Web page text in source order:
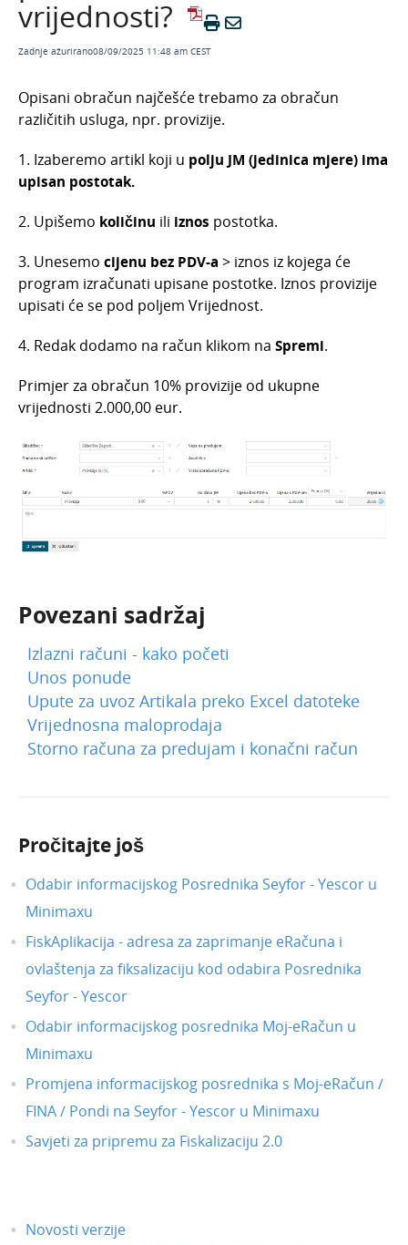
vrijednosti?
Masovno potvrđivanje predložaka računa
Paušalni obrtnici
Novi način izrade storno računa za predujam i
Knjižno odobrenje izlaznog računa
Storno izlaznog računa
Primjeri izlaznih računa
Gotovinski računi
Izlazni računi i zalihe
Načini plaćanja
Pregledi i zbrojevi
Masovne obrade
Ulazni računi
Ponude
Obračun kamata
Zalihe
Dnevni utržak
Blagajna
Maloprodaja
Pokazatelji
Izvještavanje o naplati
vrijednosti?
Zadnje ažurirano08/09/2025 11:48 am CEST
Opisani obračun najčešće trebamo za obračun
različitih usluga, npr. provizije.
1. Izaberemo artikl koji u polju JM (jedinica mjere) ima
upisan postotak.
2. Upišemo količinu ili iznos postotka.
3. Unesemo cijenu bez PDV-a > iznos iz kojega će
program izračunati upisane postotke. Iznos provizije
upisati će se pod poljem Vrijednost.
4. Redak dodamo na račun klikom na Spremi.
Primjer za obračun 10% provizije od ukupne
vrijednosti 2.000,00 eur.
Povezani sadržaj
Izlazni računi - kako početi
Unos ponude
Upute za uvoz Artikala preko Excel datoteke
Vrijednosna maloprodaja
Storno računa za predujam i konačni račun
Pročitajte još
Odabir informacijskog Posrednika Seyfor - Yescor u
Minimaxu
FiskAplikacija - adresa za zaprimanje eRačuna i
ovlaštenja za fiksalizaciju kod odabira Posrednika
Seyfor - Yescor
Odabir informacijskog posrednika Moj-eRačun u
Minimaxu
Promjena informacijskog posrednika s Moj-eRačun /
FINA / Pondi na Seyfor - Yescor u Minimaxu
Savjeti za pripremu za Fiskalizaciju 2.0
Novosti verzije